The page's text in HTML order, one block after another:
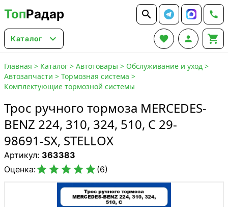
ТопРадар  
Каталог    
Главная > Каталог > Автотовары > Обслуживание и уход >
Автозапчасти > Тормозная система >
Комплектующие тормозной системы
Трос ручного тормоза MERCEDES-
BENZ 224, 310, 324, 510, C 29-
98691-SX, STELLOX
Артикул: 363383
Оценка:(6)